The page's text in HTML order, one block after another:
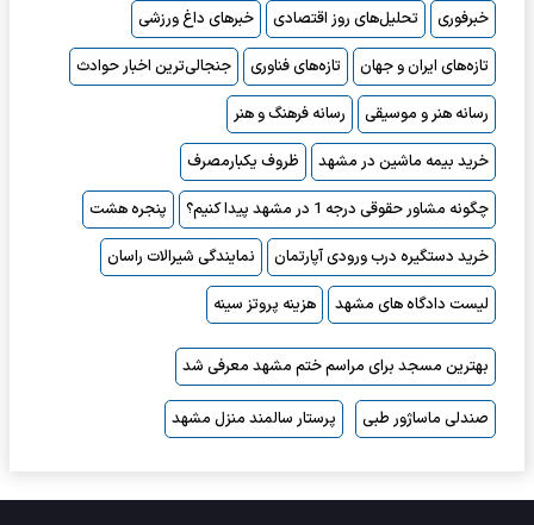
خبرفوری تحلیل‌های روز اقتصادی
خبرهای داغ ورزشی
تازه‌های ایران و جهان
تازه‌های فناوری
جنجالی‌ترین اخبار حوادث
رسانه هنر و موسیقی
رسانه فرهنگ و هنر
خرید بیمه ماشین در مشهد
ظروف یکبارمصرف
چگونه مشاور حقوقی درجه 1 در مشهد پیدا کنیم؟
پنجره هشت
خرید دستگیره درب ورودی آپارتمان
نمایندگی شیرالات راسان
لیست دادگاه های مشهد
هزینه پروتز سینه
بهترین مسجد برای مراسم ختم مشهد معرفی شد
صندلی ماساژور طبی پرستار سالمند منزل مشهد